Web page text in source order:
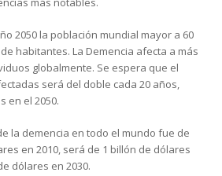
2050 la población mundial mayor a 60
habitantes. La Demencia afecta a más
globalmente. Se espera que el
será del doble cada 20 años,
en el 2050.
la demencia en todo el mundo fue de
en 2010, será de 1 billón de dólares
dólares en 2030.